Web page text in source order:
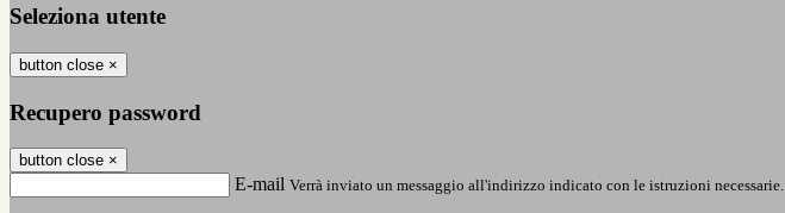
Seleziona utente
button close ×
Recupero password
button close ×
E-mail Verrà inviato un messaggio all'indirizzo indicato con le istruzioni necessarie.